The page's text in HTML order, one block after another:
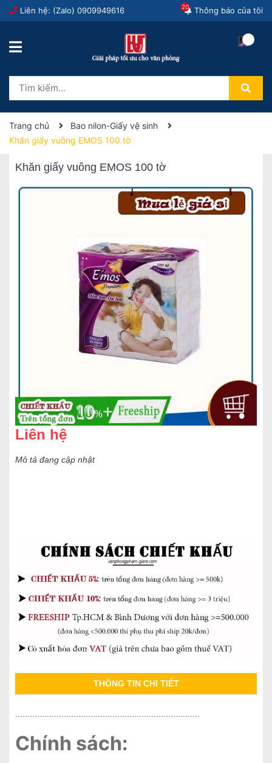
Liên hệ: (Zalo) 0909949616 Thông báo của tôi
20
Trang chủ
Bao nilon-Giấy vệ sinh
Khăn giấy vuông EMOS 100 tờ
Khăn giấy vuông EMOS 100 tờ
Liên hệ
Mô tả đang cập nhật
THÔNG TIN CHI TIẾT
Chính sách: